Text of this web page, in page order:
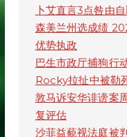
卜艾直言3点咎由自
森美兰州选成绩
优势执政
巴生市政厅捕狗行
Rocky拉扯中被勒
敦马诉安华诽谤案
复评估
沙菲益藐视法庭被